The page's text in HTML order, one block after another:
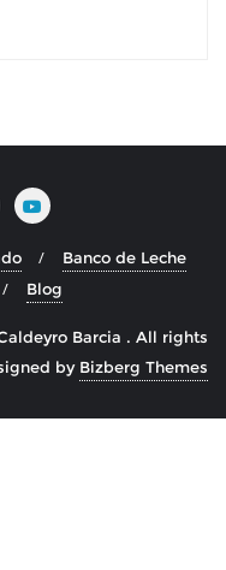
Banco de Leche
Blog
Barcia . All rights
by Bizberg Themes